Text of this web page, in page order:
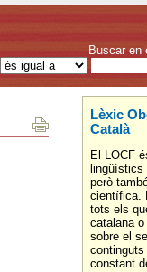
Buscar
Lèxic
Català
El LOCF
lingüístics
però
científica.
tots els
catalana
sobre el
continguts
constant